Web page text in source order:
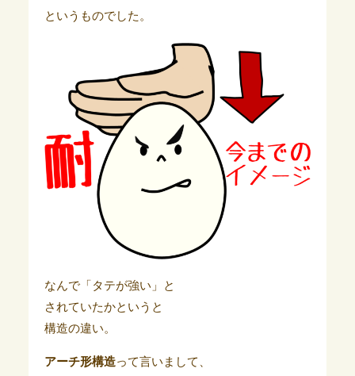
というものでした。
なんで「タテが強い」と
されていたかというと
構造の違い。
アーチ形構造って言いまして、